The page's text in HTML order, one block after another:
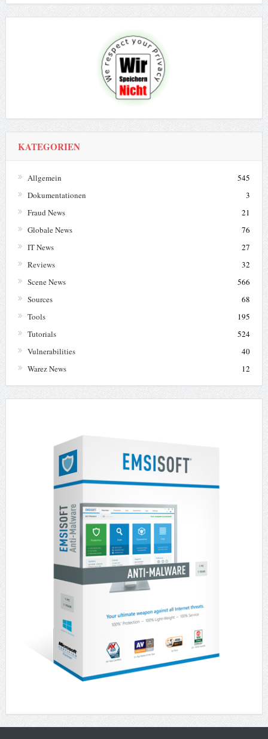
KATEGORIEN
Allgemein
545
Dokumentationen
3
Fraud News
21
Globale News
76
IT News
27
Reviews
32
Scene News
566
Sources
68
Tools
195
Tutorials
524
Vulnerabilities
40
Warez News
12